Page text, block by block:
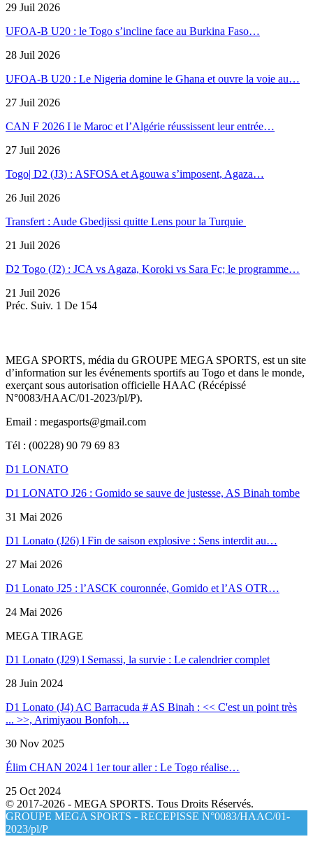
29 Juil 2026
UFOA-B U20 : le Togo s’incline face au Burkina Faso…
28 Juil 2026
UFOA-B U20 : Le Nigeria domine le Ghana et ouvre la voie au…
27 Juil 2026
CAN F 2026 I le Maroc et l’Algérie réussissent leur entrée…
27 Juil 2026
Togo| D2 (J3) : ASFOSA et Agouwa s’imposent, Agaza…
26 Juil 2026
Transfert : Aude Gbedjissi quitte Lens pour la Turquie
21 Juil 2026
D2 Togo (J2) : JCA vs Agaza, Koroki vs Sara Fc; le programme…
21 Juil 2026
Préc. Suiv. 1 De 154
MEGA SPORTS, média du GROUPE MEGA SPORTS, est un site
d’information sur les événements sportifs au Togo et dans le monde,
exerçant sous autorisation officielle HAAC (Récépissé
N°0083/HAAC/01-2023/pl/P).
Email : megasports@gmail.com
Tél : (00228) 90 79 69 83
D1 LONATO
D1 LONATO J26 : Gomido se sauve de justesse, AS Binah tombe
31 Mai 2026
D1 Lonato (J26) l Fin de saison explosive : Sens interdit au…
27 Mai 2026
D1 Lonato J25 : l’ASCK couronnée, Gomido et l’AS OTR…
24 Mai 2026
MEGA TIRAGE
D1 Lonato (J29) l Semassi, la survie : Le calendrier complet
28 Juin 2024
D1 Lonato (J4) AC Barracuda # AS Binah : << C'est un point très
... >>, Arimiyaou Bonfoh…
30 Nov 2025
Élim CHAN 2024 l 1er tour aller : Le Togo réalise…
25 Oct 2024
© 2017-2026 - MEGA SPORTS. Tous Droits Réservés.
GROUPE MEGA SPORTS - RECEPISSE N°0083/HAAC/01-
2023/pl/P